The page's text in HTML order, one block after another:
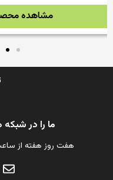
ما را در
هفت روز هفته از ساعت ۹ الی ۱۸ پاسخگوی شما